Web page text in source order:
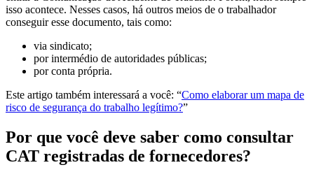
isso acontece. Nesses casos, há outros meios de o trabalhador
conseguir esse documento, tais como:
via sindicato;
por intermédio de autoridades públicas;
por conta própria.
Este artigo também interessará a você: “Como elaborar um mapa de
risco de segurança do trabalho legítimo?”
Por que você deve saber como consultar
CAT registradas de fornecedores?